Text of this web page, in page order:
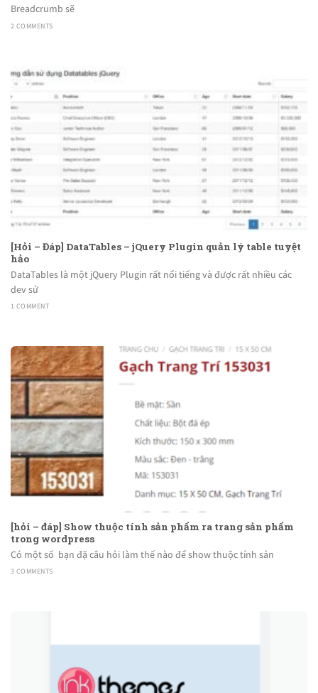
Breadcrumb sẽ
2 COMMENTS
[Hỏi – Đáp] DataTables – jQuery Plugin quản lý table tuyệt
hảo
DataTables là một jQuery Plugin rất nổi tiếng và được rất nhiều các
dev sử
1 COMMENT
[hỏi – đáp] Show thuộc tính sản phẩm ra trang sản phẩm
trong wordpress
Có một số bạn đặ câu hỏi làm thế nào để show thuộc tính sản
3 COMMENTS